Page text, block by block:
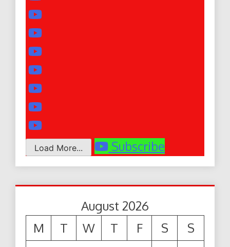
Load More... Subscribe
August 2026
M
T W T F S
S